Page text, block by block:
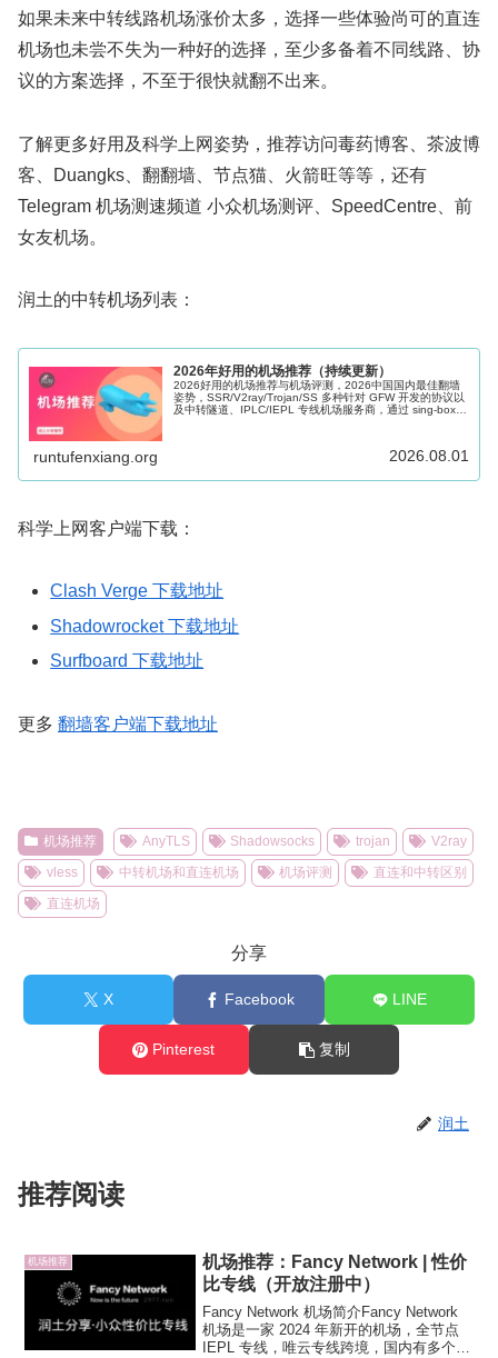
如果未来中转线路机场涨价太多，选择一些体验尚可的直连
机场也未尝不失为一种好的选择，至少多备着不同线路、协
议的方案选择，不至于很快就翻不出来。
了解更多好用及科学上网姿势，推荐访问毒药博客、茶波博
客、Duangks、翻翻墙、节点猫、火箭旺等等，还有
Telegram 机场测速频道 小众机场测评、SpeedCentre、前
女友机场。
润土的中转机场列表：
2026年好用的机场推荐（持续更新）
2026好用的机场推荐与机场评测，2026中国国内最佳翻墙
姿势，SSR/V2ray/Trojan/SS 多种针对 GFW 开发的协议以
及中转隧道、IPLC/IEPL 专线机场服务商，通过 sing-box、
runtufenxiang.org 2026.08.01
科学上网客户端下载：
Clash Verge 下载地址
Shadowrocket 下载地址
Surfboard 下载地址
更多 翻墙客户端下载地址
机场推荐 AnyTLS Shadowsocks trojan
V2ray
vless
中转机场和直连机场 机场评测
直连和中转区别
直连机场
分享
X Facebook LINE
Pinterest 复制
润土
推荐阅读
机场推荐
机场推荐：Fancy Network | 性价
比专线（开放注册中）
Fancy Network 机场简介Fancy Network
机场是一家 2024 年新开的机场，全节点
IEPL 专线，唯云专线跨境，国内有多个入